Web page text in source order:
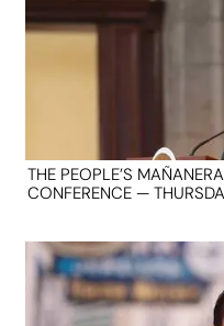
THE PEOPLE’S
CONFERENCE —